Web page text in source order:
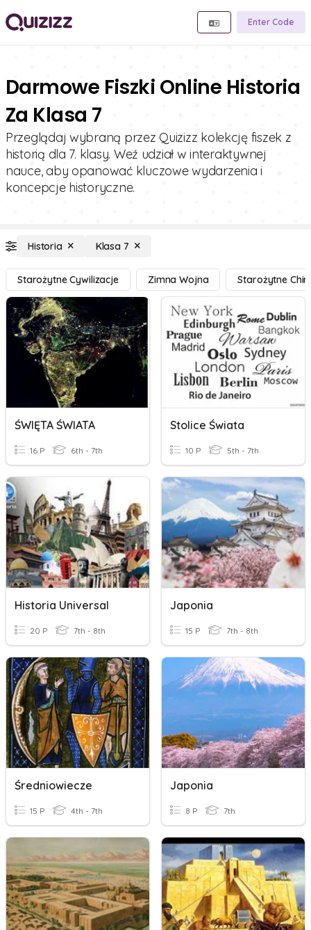
Enter Code
Darmowe Fiszki Online Historia
Za Klasa 7
Przeglądaj wybraną przez Quizizz kolekcję fiszek z
historią dla 7. klasy. Weź udział w interaktywnej
nauce, aby opanować kluczowe wydarzenia i
koncepcje historyczne.
Historia Klasa 7
Starożytne Cywilizacje Zimna Wojna Starożytne
ŚWIĘTA ŚWIATA
16 P 6th - 7th
Stolice Świata
10 P 5th - 7th
Historia Universal
20 P 7th - 8th
Japonia
15 P 7th - 8th
Średniowiecze
15 P 4th - 7th
Japonia
8 P 7th